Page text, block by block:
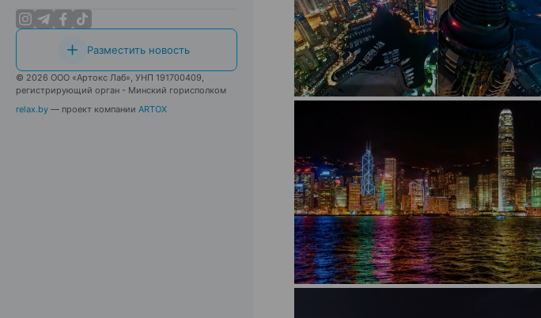
Разместить новость
© 2026 ООО «Артокс Лаб», УНП 191700409,
регистрирующий орган - Минский горисполком
relax.by — проект компании ARTOX